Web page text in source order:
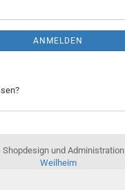
ANMELDEN
und Administration
Weilheim